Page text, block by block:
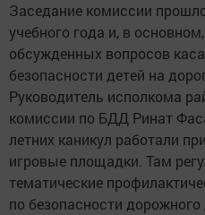
Заседание комиссии
учебного года и, в
обсужденных вопросов
безопасности детей на
Руководитель исполкома
комиссии по БДД Ринат
летних каникул работали
игровые площадки. Там
тематические
по безопасности